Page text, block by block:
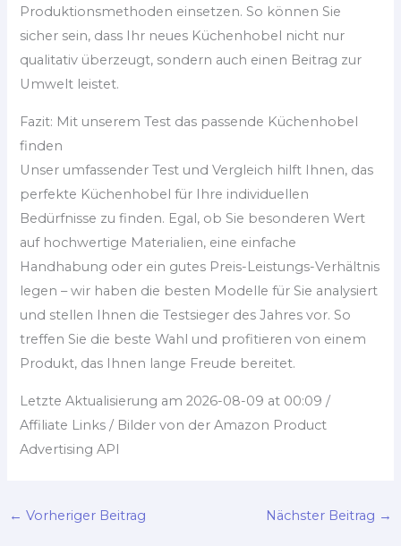
Produktionsmethoden einsetzen. So können Sie
sicher sein, dass Ihr neues Küchenhobel nicht nur
qualitativ überzeugt, sondern auch einen Beitrag zur
Umwelt leistet.
Fazit: Mit unserem Test das passende Küchenhobel
finden
Unser umfassender Test und Vergleich hilft Ihnen, das
perfekte Küchenhobel für Ihre individuellen
Bedürfnisse zu finden. Egal, ob Sie besonderen Wert
auf hochwertige Materialien, eine einfache
Handhabung oder ein gutes Preis-Leistungs-Verhältnis
legen – wir haben die besten Modelle für Sie analysiert
und stellen Ihnen die Testsieger des Jahres vor. So
treffen Sie die beste Wahl und profitieren von einem
Produkt, das Ihnen lange Freude bereitet.
Letzte Aktualisierung am 2026-08-09 at 00:09 /
Affiliate Links / Bilder von der Amazon Product
Advertising API
← Vorheriger Beitrag Nächster Beitrag →